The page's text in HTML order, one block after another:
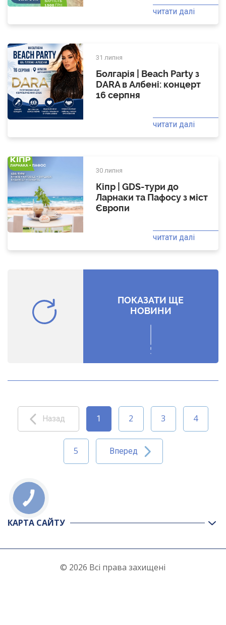
читати далі
31 липня
Болгарія | Beach Party з
DARA в Албені: концерт
16 серпня
читати далі
30 липня
Кіпр | GDS-тури до
Ларнаки та Пафосу з міст
Європи
читати далі
ПОКАЗАТИ ЩЕ
НОВИНИ
Назад 1 2 3 4
5 Вперед
КАРТА САЙТУ
© 2026 Всі права захищені
КНОПКА
ЗВ'ЯЗКУ